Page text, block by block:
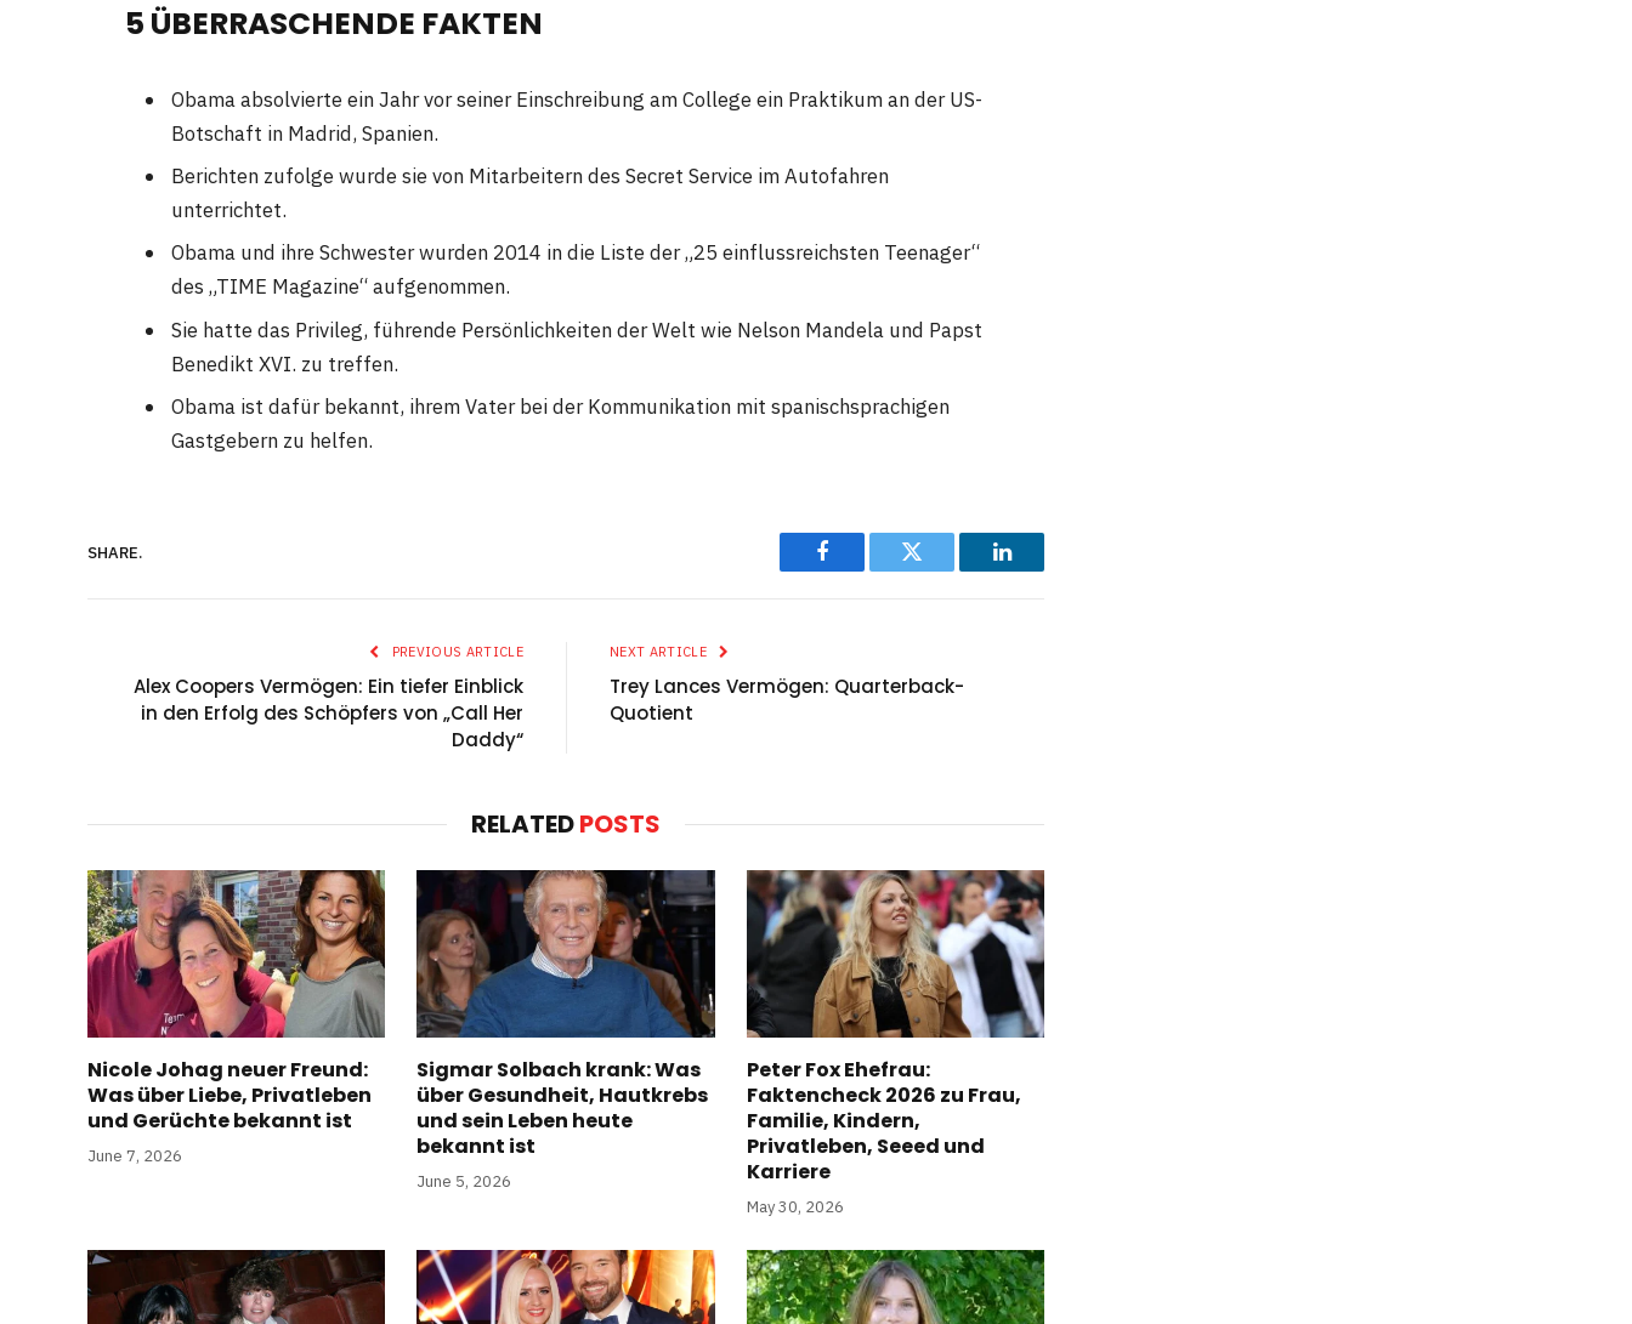
5 ÜBERRASCHENDE FAKTEN
Obama absolvierte ein Jahr vor seiner Einschreibung am College ein Praktikum an der US-
Botschaft in Madrid, Spanien.
Berichten zufolge wurde sie von Mitarbeitern des Secret Service im Autofahren
unterrichtet.
Obama und ihre Schwester wurden 2014 in die Liste der „25 einflussreichsten Teenager“
des „TIME Magazine“ aufgenommen.
Sie hatte das Privileg, führende Persönlichkeiten der Welt wie Nelson Mandela und Papst
Benedikt XVI. zu treffen.
Obama ist dafür bekannt, ihrem Vater bei der Kommunikation mit spanischsprachigen
Gastgebern zu helfen.
SHARE.
Facebook Twitter LinkedIn
PREVIOUS ARTICLE
Alex Coopers Vermögen: Ein tiefer Einblick
in den Erfolg des Schöpfers von „Call Her
Daddy“
NEXT ARTICLE
Trey Lances Vermögen: Quarterback-
Quotient
RELATEDPOSTS
Nicole Johag neuer Freund:
Was über Liebe, Privatleben
und Gerüchte bekannt ist
June 7, 2026
Sigmar Solbach krank: Was
über Gesundheit, Hautkrebs
und sein Leben heute
bekannt ist
June 5, 2026
Peter Fox Ehefrau:
Faktencheck 2026 zu Frau,
Familie, Kindern,
Privatleben, Seeed und
Karriere
May 30, 2026